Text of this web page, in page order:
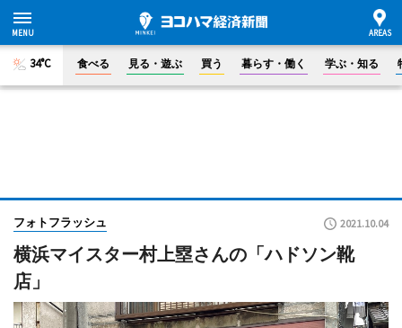
34°C 食べる 見る・遊ぶ 買う 暮らす・働く 学ぶ・知る
フォトフラッシュ 2021.10.04
横浜マイスター村上塁さんの「ハドソン靴
店」